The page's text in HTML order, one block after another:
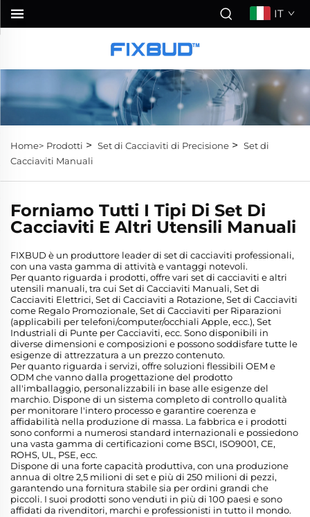
IT
Home> Prodotti > Set di Cacciaviti di Precisione > Set di
Cacciaviti Manuali
Forniamo Tutti I Tipi Di Set Di
Cacciaviti E Altri Utensili Manuali
FIXBUD è un produttore leader di set di cacciaviti professionali,
con una vasta gamma di attività e vantaggi notevoli.
Per quanto riguarda i prodotti, offre vari set di cacciaviti e altri
utensili manuali, tra cui Set di Cacciaviti Manuali, Set di
Cacciaviti Elettrici, Set di Cacciaviti a Rotazione, Set di Cacciaviti
come Regalo Promozionale, Set di Cacciaviti per Riparazioni
(applicabili per telefoni/computer/occhiali Apple, ecc.), Set
Industriali di Punte per Cacciaviti, ecc. Sono disponibili in
diverse dimensioni e composizioni e possono soddisfare tutte le
esigenze di attrezzatura a un prezzo contenuto.
Per quanto riguarda i servizi, offre soluzioni flessibili OEM e
ODM che vanno dalla progettazione del prodotto
all'imballaggio, personalizzabili in base alle esigenze del
marchio. Dispone di un sistema completo di controllo qualità
per monitorare l'intero processo e garantire coerenza e
affidabilità nella produzione di massa. La fabbrica e i prodotti
sono conformi a numerosi standard internazionali e possiedono
una vasta gamma di certificazioni come BSCI, ISO9001, CE,
ROHS, UL, PSE, ecc.
Dispone di una forte capacità produttiva, con una produzione
annua di oltre 2,5 milioni di set e più di 250 milioni di pezzi,
garantendo una fornitura stabile sia per ordini grandi che
piccoli. I suoi prodotti sono venduti in più di 100 paesi e sono
affidati da rivenditori, marchi e professionisti in tutto il mondo.